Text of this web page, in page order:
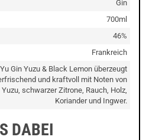
Gin
700ml
46%
Frankreich
Gin Yuzu & Black Lemon überzeugt
und kraftvoll mit Noten von
Yuzu, schwarzer Zitrone, Rauch, Holz,
Koriander und Ingwer.
DABEI